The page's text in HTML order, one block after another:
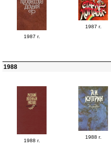
1987 г.
1987 г.
1988
1988 г.
1988 г.